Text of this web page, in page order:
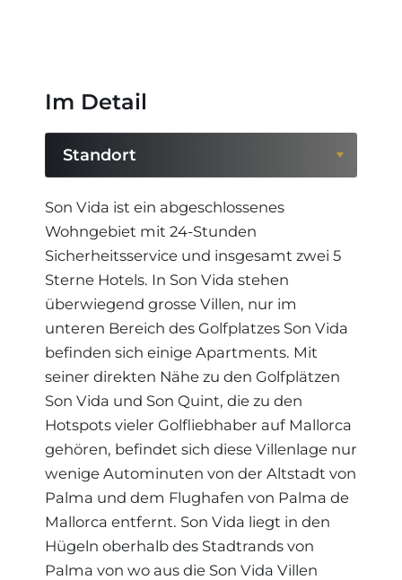
Im Detail
Standort
Standort
Region
Son Vida ist ein abgeschlossenes
Wohngebiet mit 24-Stunden
Sicherheitsservice und insgesamt zwei 5
Sterne Hotels. In Son Vida stehen
überwiegend grosse Villen, nur im
unteren Bereich des Golfplatzes Son Vida
befinden sich einige Apartments. Mit
seiner direkten Nähe zu den Golfplätzen
Son Vida und Son Quint, die zu den
Hotspots vieler Golfliebhaber auf Mallorca
gehören, befindet sich diese Villenlage nur
wenige Autominuten von der Altstadt von
Palma und dem Flughafen von Palma de
Mallorca entfernt. Son Vida liegt in den
Hügeln oberhalb des Stadtrands von
Palma von wo aus die Son Vida Villen